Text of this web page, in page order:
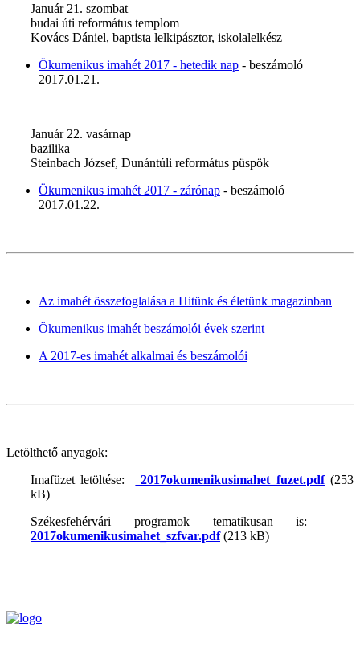
Január 21. szombat
budai úti református templom
Kovács Dániel, baptista lelkipásztor, iskolalelkész
Ökumenikus imahét 2017 - hetedik nap - beszámoló
2017.01.21.
Január 22. vasárnap
bazilika
Steinbach József, Dunántúli református püspök
Ökumenikus imahét 2017 - zárónap - beszámoló
2017.01.22.
Az imahét összefoglalása a Hitünk és életünk magazinban
Ökumenikus imahét beszámolói évek szerint
A 2017-es imahét alkalmai és beszámolói
Letölthető anyagok:
Imafüzet letöltése:
2017okumenikusimahet_fuzet.pdf(253
kB)
Székesfehérvári programok tematikusan is:
2017okumenikusimahet_szfvar.pdf(213 kB)